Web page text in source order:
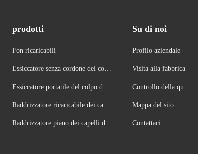
prodotti
Fon ricaricabili
Essiccatore senza cordone del colp
Essiccatore portatile del colpo dei
Raddrizzatore ricaricabile dei capel
Raddrizzatore piano dei capelli del
Su di noi
Profilo aziendale
Visita alla fabbrica
Controllo della quali
Mappa del sito
Contattaci